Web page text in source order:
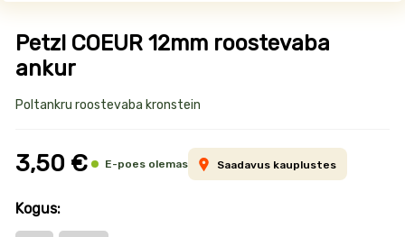
Petzl COEUR 12mm roostevaba
ankur
Toote
informatsioon
Poltankru roostevaba kronstein
3,50 € E-poes olemas Saadavus kauplustes
Kogus: